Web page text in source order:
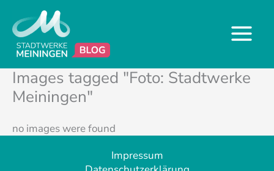
Inhalt
springen
Images tagged "Foto: Stadtwerke
Meiningen"
no images were found
Impressum